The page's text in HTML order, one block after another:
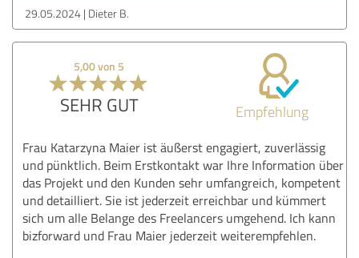
29.05.2024 Dieter B.
5,00 von 5
SEHR GUT Empfehlung
Frau Katarzyna Maier ist äußerst engagiert, zuverlässig
und pünktlich. Beim Erstkontakt war Ihre Information über
das Projekt und den Kunden sehr umfangreich, kompetent
und detailliert. Sie ist jederzeit erreichbar und kümmert
sich um alle Belange des Freelancers umgehend. Ich kann
bizforward und Frau Maier jederzeit weiterempfehlen.